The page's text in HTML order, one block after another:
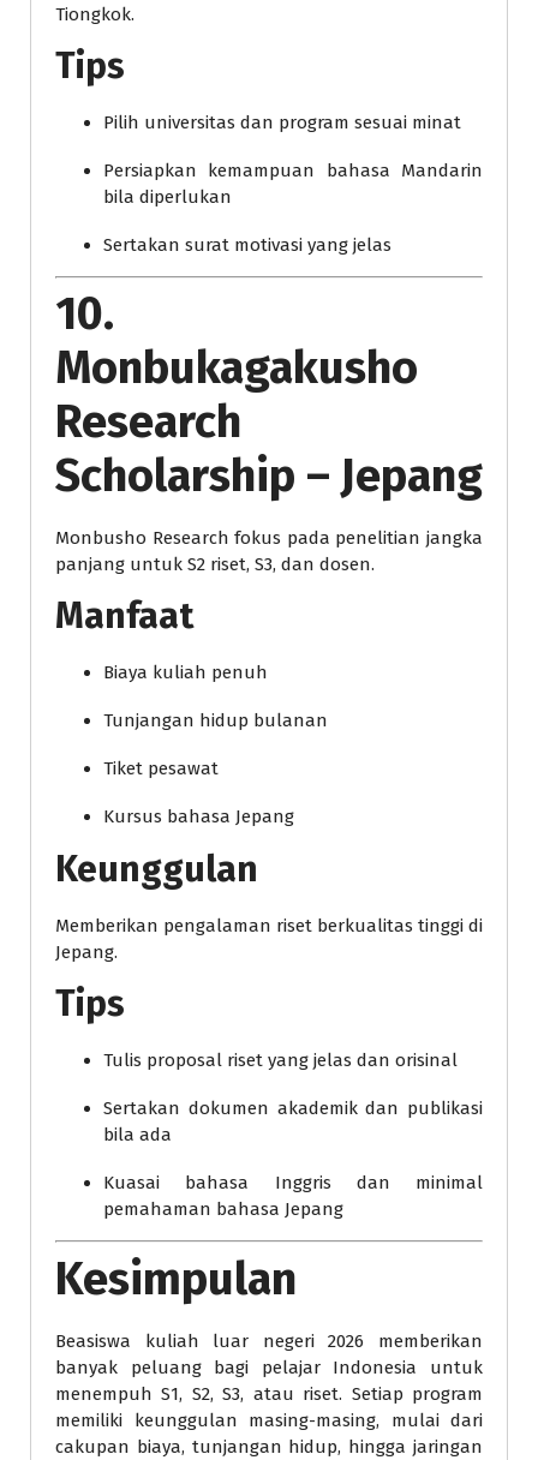
Tiongkok.
Tips
Pilih universitas dan program sesuai minat
Persiapkan kemampuan bahasa Mandarin
bila diperlukan
Sertakan surat motivasi yang jelas
10.
Monbukagakusho
Research
Scholarship – Jepang
Monbusho Research fokus pada penelitian jangka
panjang untuk S2 riset, S3, dan dosen.
Manfaat
Biaya kuliah penuh
Tunjangan hidup bulanan
Tiket pesawat
Kursus bahasa Jepang
Keunggulan
Memberikan pengalaman riset berkualitas tinggi di
Jepang.
Tips
Tulis proposal riset yang jelas dan orisinal
Sertakan dokumen akademik dan publikasi
bila ada
Kuasai bahasa Inggris dan minimal
pemahaman bahasa Jepang
Kesimpulan
Beasiswa kuliah luar negeri 2026 memberikan
banyak peluang bagi pelajar Indonesia untuk
menempuh S1, S2, S3, atau riset. Setiap program
memiliki keunggulan masing-masing, mulai dari
cakupan biaya, tunjangan hidup, hingga jaringan